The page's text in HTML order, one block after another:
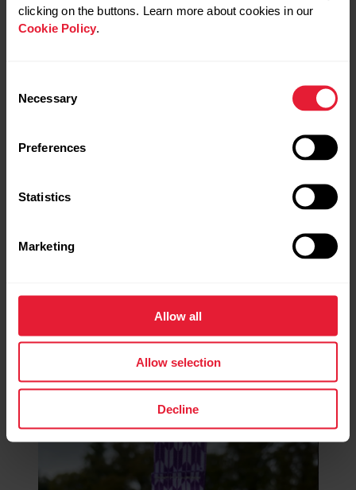
clicking on the buttons. Learn more about cookies in our
Cookie Policy.
Selection
Necessary
Preferences
Statistics
Marketing
Allow all
Allow selection
Decline
実際、私が初めてサブ4を達成したときは、このランニン